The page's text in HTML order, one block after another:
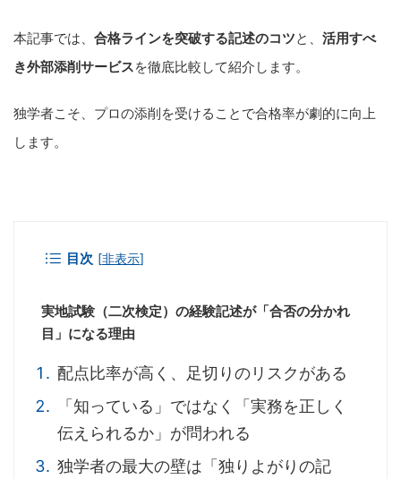
本記事では、 合格ラインを突破する記述のコツと、 活用すべ
き外部添削サービスを徹底比較して紹介します。
独学者こそ、プロの添削を受けることで合格率が劇的に向上
します。
目次 [非表示]
実地試験（二次検定）の経験記述が「合否の分かれ
目」になる理由
配点比率が高く、足切りのリスクがある
「知っている」ではなく「実務を正しく
伝えられるか」が問われる
独学者の最大の壁は「独りよがりの記